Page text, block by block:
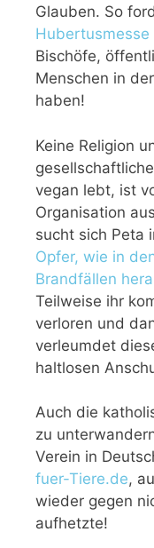
Glauben. So
Hubertusmesse
Bischöfe,
Menschen in
haben!
Keine Religion
vegan lebt, ist
Organisation
sucht sich Peta
Opfer, wie in
Brandfällen
Teilweise ihr
verloren und
verleumdet
haltlosen
Auch die
zu
Verein in
fuer-Tiere.de,
wieder gegen
aufhetzte!